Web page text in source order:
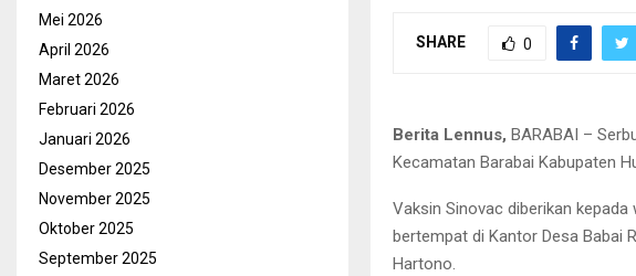
SHARE 0
Berita Lennus, BARABAI –
Kecamatan Barabai Kabupaten
Vaksin Sinovac diberikan
bertempat di Kantor Desa Babai
Hartono.
Mei 2026
April 2026
Maret 2026
Februari 2026
Januari 2026
Desember 2025
November 2025
Oktober 2025
September 2025